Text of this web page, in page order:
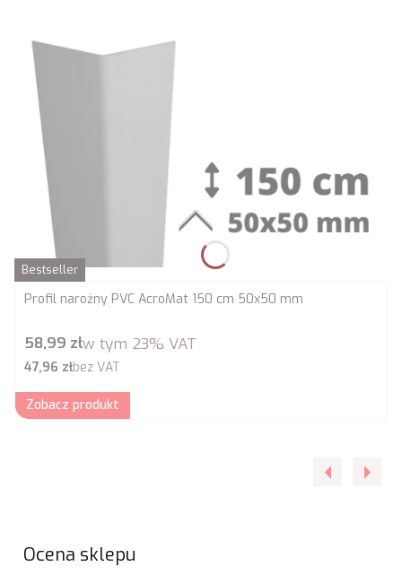
Bestseller
Profil narożny PVC AcroMat 150 cm 50x50 mm
Cena brutto
58,99 złw tym 23% VAT
Cena netto
47,96 złbez VAT
Zobacz produkt
Ocena sklepu